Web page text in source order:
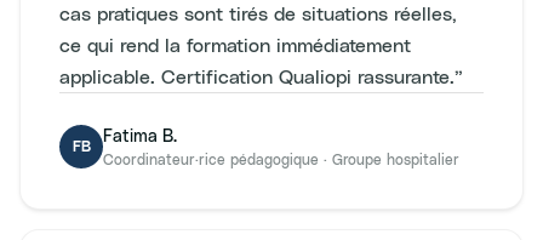
cas pratiques sont tirés de situations réelles,
ce qui rend la formation immédiatement
applicable. Certification Qualiopi rassurante.”
FB
Fatima B.
Coordinateur·rice pédagogique · Groupe hospitalier